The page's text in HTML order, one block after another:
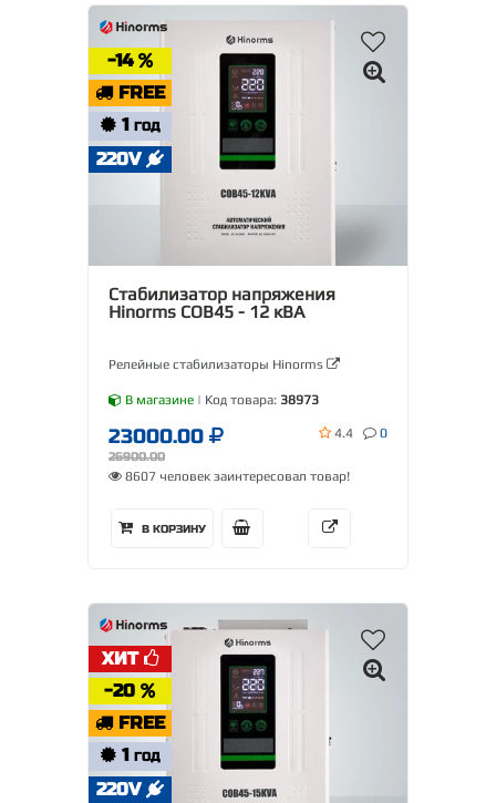
-14
FREE
1 ГОД
220V
Стабилизатор напряжения
Hinorms COB45 - 12 кВА
Релейные стабилизаторы Hinorms
В магазине | Код товара: 38973
23000.00
26900.00
4.4 0
8607 человек заинтересовал товар!
В КОРЗИНУ
ХИТ
-20
FREE
1 ГОД
220V